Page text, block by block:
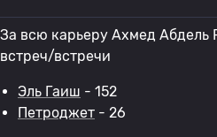
За всю карьеру Ахмед Абдель
встреч/встречи
Эль Гаиш - 152
Петроджет - 26